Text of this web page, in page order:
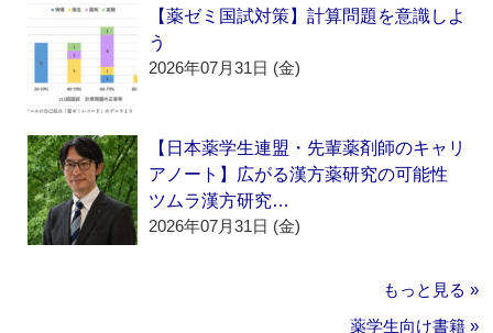
【薬ゼミ国試対策】計算問題を意識しよ
う
2026年07月31日 (金)
【日本薬学生連盟・先輩薬剤師のキャリ
アノート】広がる漢方薬研究の可能性
ツムラ漢方研究…
2026年07月31日 (金)
もっと見る »
薬学生向け書籍 »